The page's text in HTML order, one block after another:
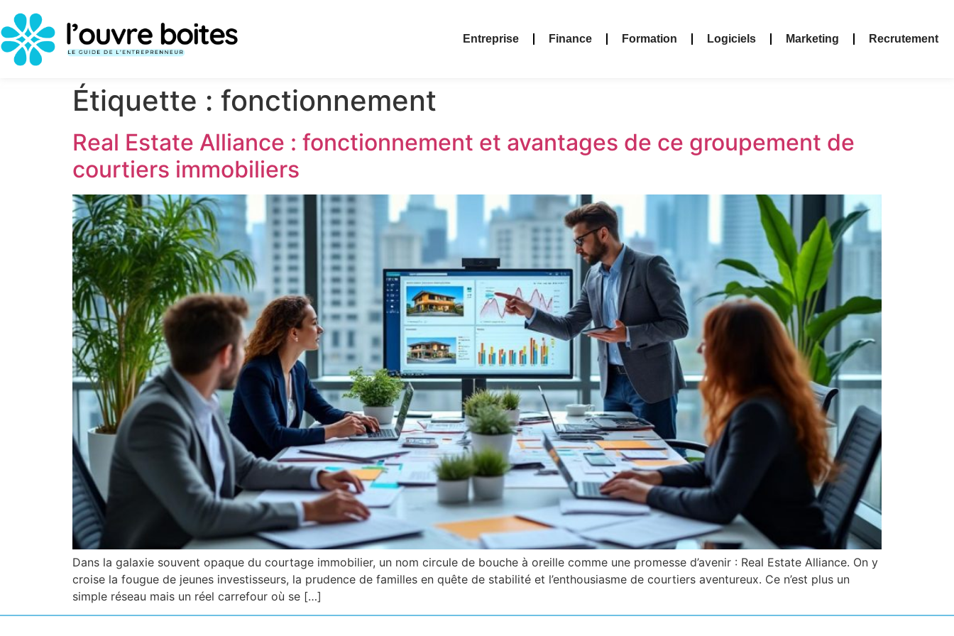
Entreprise Finance Formation Logiciels Marketing Recrutement
Étiquette : fonctionnement
Real Estate Alliance : fonctionnement et avantages de ce groupement de
courtiers immobiliers
Dans la galaxie souvent opaque du courtage immobilier, un nom circule de bouche à oreille comme une promesse d’avenir : Real Estate Alliance. On y
croise la fougue de jeunes investisseurs, la prudence de familles en quête de stabilité et l’enthousiasme de courtiers aventureux. Ce n’est plus un
simple réseau mais un réel carrefour où se […]